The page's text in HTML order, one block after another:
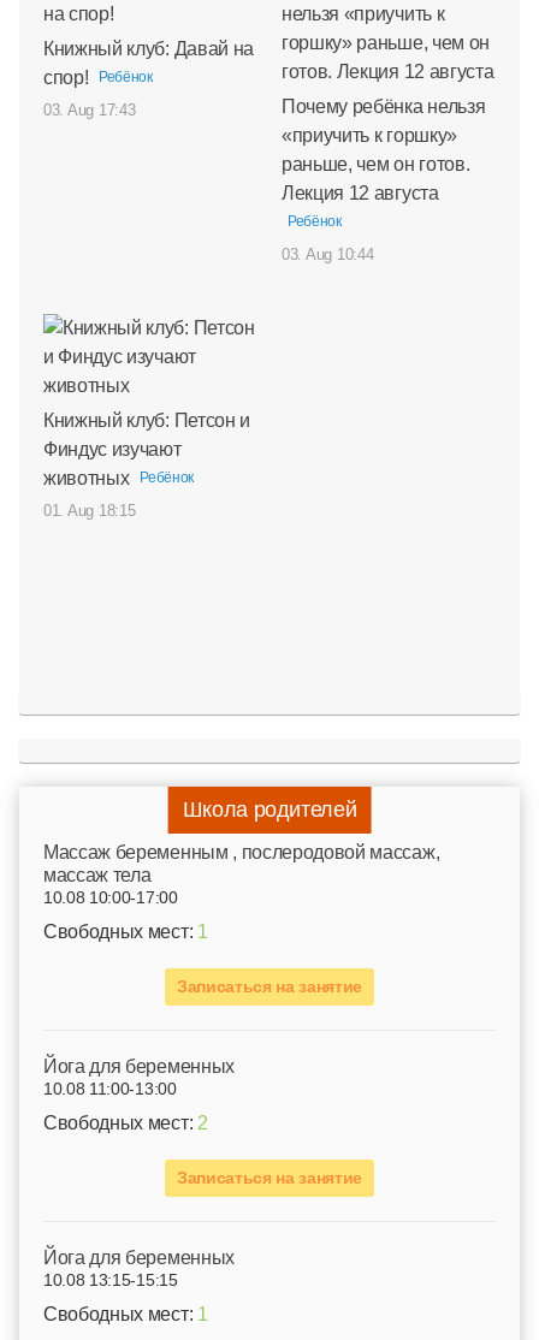
Книжный клуб: Давай на
спор!
Ребёнок
03. Aug 17:43
Почему ребёнка нельзя
«приучить к горшку»
раньше, чем он готов.
Лекция 12 августа
Ребёнок
03. Aug 10:44
Книжный клуб: Петсон и
Финдус изучают
животных
Ребёнок
01. Aug 18:15
Школа родителей
Mассаж беременным , послеродовой массаж,
массаж тела
10.08 10:00-17:00
Свободных мест: 1
Записаться на занятие
Йога для беременных
10.08 11:00-13:00
Свободных мест: 2
Записаться на занятие
Йога для беременных
10.08 13:15-15:15
Свободных мест: 1